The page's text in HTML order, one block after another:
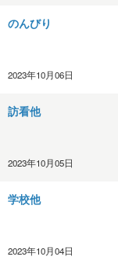
のんびり
2023年10月06日
訪看他
2023年10月05日
学校他
2023年10月04日